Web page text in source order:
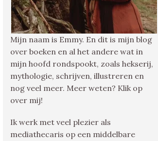
Mijn naam is Emmy. En dit is mijn blog
over boeken en al het andere wat in
mijn hoofd rondspookt, zoals hekserij,
mythologie, schrijven, illustreren en
nog veel meer. Meer weten? Klik op
over mij!
Ik werk met veel plezier als
mediathecaris op een middelbare